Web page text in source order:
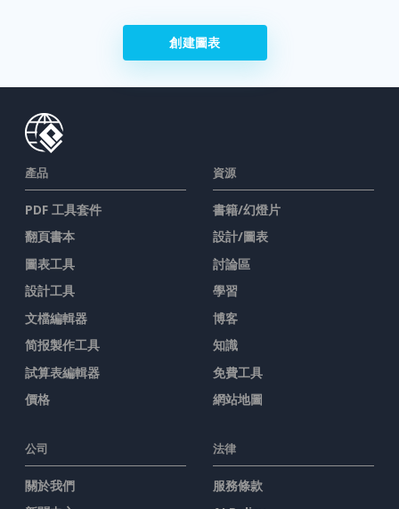
創建圖表
產品
PDF 工具套件
翻頁書本
圖表工具
設計工具
文檔編輯器
简报製作工具
試算表編輯器
價格
資源
書籍/幻燈片
設計/圖表
討論區
學習
博客
知識
免費工具
網站地圖
公司
關於我們
法律
服務條款